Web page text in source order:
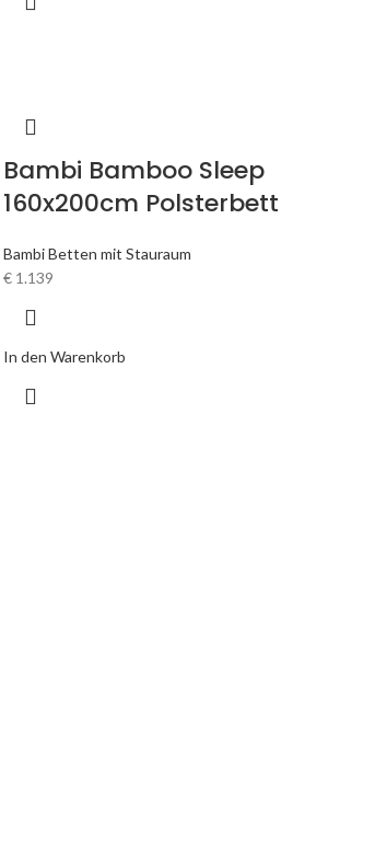
Bambi Bamboo Sleep
160x200cm Polsterbett
Bambi Betten mit Stauraum
€ 1.139
In den Warenkorb